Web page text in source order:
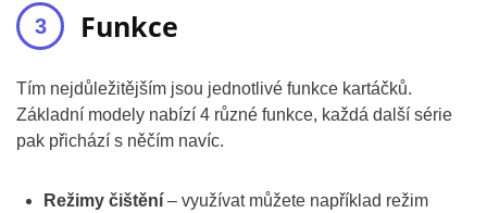
Funkce
Tím nejdůležitějším jsou jednotlivé funkce kartáčků.
Základní modely nabízí 4 různé funkce, každá další série
pak přichází s něčím navíc.
Režimy čištění – využívat můžete například režim